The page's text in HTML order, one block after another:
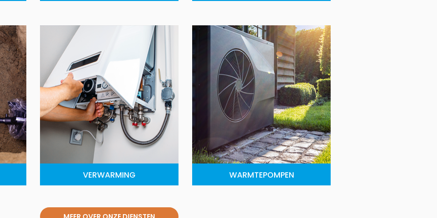
VERWARMING WARMTEPOMPEN